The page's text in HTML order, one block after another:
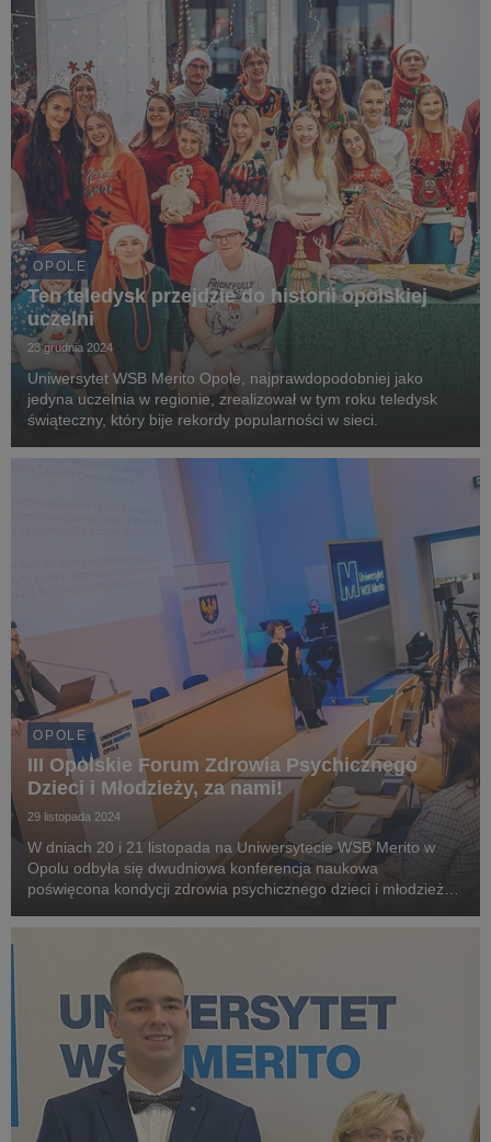
OPOLE
Ten teledysk przejdzie do historii opolskiej
uczelni
23 grudnia 2024
Uniwersytet WSB Merito Opole, najprawdopodobniej jako
jedyna uczelnia w regionie, zrealizował w tym roku teledysk
świąteczny, który bije rekordy popularności w sieci.
OPOLE
III Opolskie Forum Zdrowia Psychicznego
Dzieci i Młodzieży, za nami!
29 listopada 2024
W dniach 20 i 21 listopada na Uniwersytecie WSB Merito w
Opolu odbyła się dwudniowa konferencja naukowa
poświęcona kondycji zdrowia psychicznego dzieci i młodzieży.